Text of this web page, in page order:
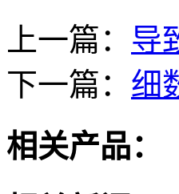
上一篇： 导
下一篇： 细
相关产品：